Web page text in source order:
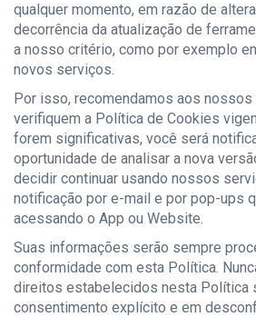
qualquer momento, em razão de
decorrência da atualização de
a nosso critério, como por exemplo
novos serviços.
Por isso, recomendamos aos
verifiquem a Política de Cookies
forem significativas, você será
oportunidade de analisar a nova
decidir continuar usando nossos
notificação por e-mail e por pop-ups
acessando o App ou Website.
Suas informações serão sempre
conformidade com esta Política.
direitos estabelecidos nesta Política
consentimento explícito e em